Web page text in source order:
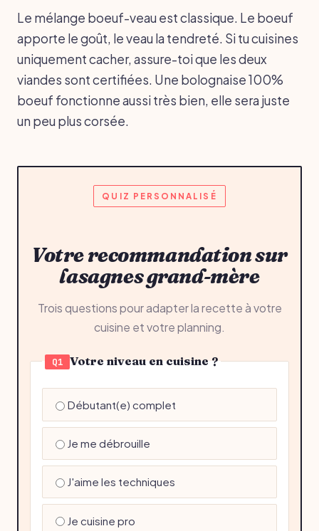
Le mélange boeuf-veau est classique. Le boeuf
apporte le goût, le veau la tendreté. Si tu cuisines
uniquement cacher, assure-toi que les deux
viandes sont certifiées. Une bolognaise 100%
boeuf fonctionne aussi très bien, elle sera juste
un peu plus corsée.
QUIZ PERSONNALISÉ
Votre recommandation sur
lasagnes grand-mère
Trois questions pour adapter la recette à votre
cuisine et votre planning.
Q1 Votre niveau en cuisine ?
Débutant(e) complet
Je me débrouille
J'aime les techniques
Je cuisine pro